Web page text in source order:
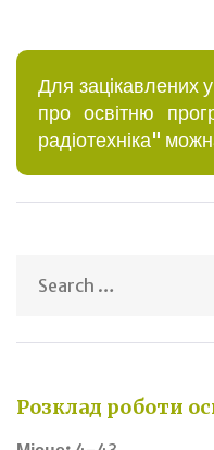
Для зацікавлених
про освітню
радіотехніка"
Розклад роботи